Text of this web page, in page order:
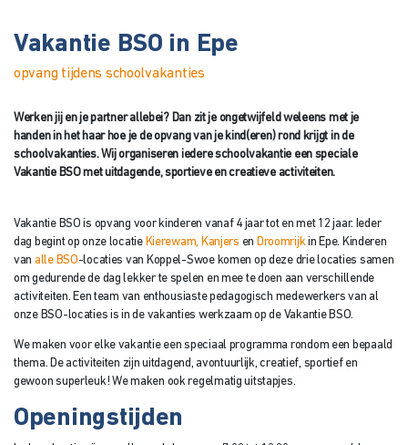
Vakantie BSO in Epe
opvang tijdens schoolvakanties
Werken jij en je partner allebei? Dan zit je ongetwijfeld weleens met je
handen in het haar hoe je de opvang van je kind(eren) rond krijgt in de
schoolvakanties. Wij organiseren iedere schoolvakantie een speciale
Vakantie BSO met uitdagende, sportieve en creatieve activiteiten.
Vakantie BSO is opvang voor kinderen vanaf 4 jaar tot en met 12 jaar. Ieder
dag begint op onze locatie Kierewam, Kanjers en Droomrijk in Epe. Kinderen
van alle BSO-locaties van Koppel-Swoe komen op deze drie locaties samen
om gedurende de dag lekker te spelen en mee te doen aan verschillende
activiteiten. Een team van enthousiaste pedagogisch medewerkers van al
onze BSO-locaties is in de vakanties werkzaam op de Vakantie BSO.
We maken voor elke vakantie een speciaal programma rondom een bepaald
thema. De activiteiten zijn uitdagend, avontuurlijk, creatief, sportief en
gewoon superleuk! We maken ook regelmatig uitstapjes.
Openingstijden